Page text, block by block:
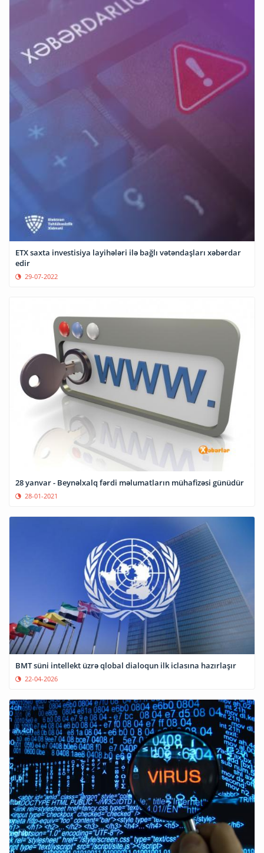
ETX saxta investisiya layihələri ilə bağlı vətəndaşları xəbərdar
edir
29-07-2022
28 yanvar - Beynəlxalq fərdi məlumatların mühafizəsi günüdür
28-01-2021
BMT süni intellekt üzrə qlobal dialoqun ilk iclasına hazırlaşır
22-04-2026